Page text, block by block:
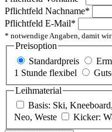
Pflichtfeld Nachname*
Pflichtfeld E-Mail*
* notwendige Angaben, damit
Preisoption
Standardpreis
1 Stunde flexibel
Leihmaterial
Basis: Ski,
Neo, Weste
Kicker: